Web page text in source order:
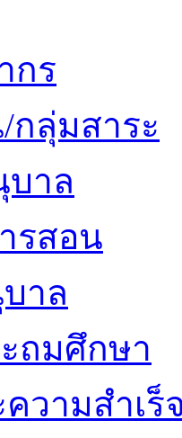
กร
กลุ่มสาระ
าล
รสอน
าล
ถมศึกษา
วามสำเร็